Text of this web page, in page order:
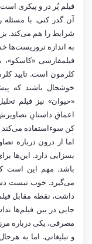
فیلم پُر در و پیکری
آن گذر کنی. با مسئله
شرایط را هم می‌کند. بز
به اندازه تروریست‌ها
فیلمفارسی «کاسکو»،
کلرمون است. تایید
خوشحال باشند که
«حیوان» نیز فیلم
اعماقِ داستانِ
کن سوءاستفاده می‌کند
اما از درون درباره
بسزایی دارد. این‌‌ها
باشد. مهم این است
می‌گیرد. خوب نیست
داشت، نقطه مقابل
جایی در بین فیلم‌ها
مصرفی، یکی درباره
و تبلیغاتی. اما به